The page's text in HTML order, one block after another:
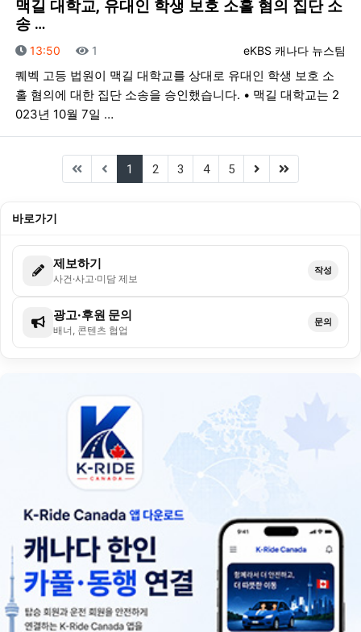
맥길 대학교, 유대인 학생 보호 소홀 혐의 집단 소
송 …
등록자
eKBS 캐나다 뉴스팀
등록일
13:50 조회
1
퀘벡 고등 법원이 맥길 대학교를 상대로 유대인 학생 보호 소
홀 혐의에 대한 집단 소송을 승인했습니다. • 맥길 대학교는 2
023년 10월 7일 …
1 (current)
2 3 4 5 (next)(last)
바로가기
제보하기
사건·사고·미담 제보
작성
광고·후원 문의
배너, 콘텐츠 협업
문의